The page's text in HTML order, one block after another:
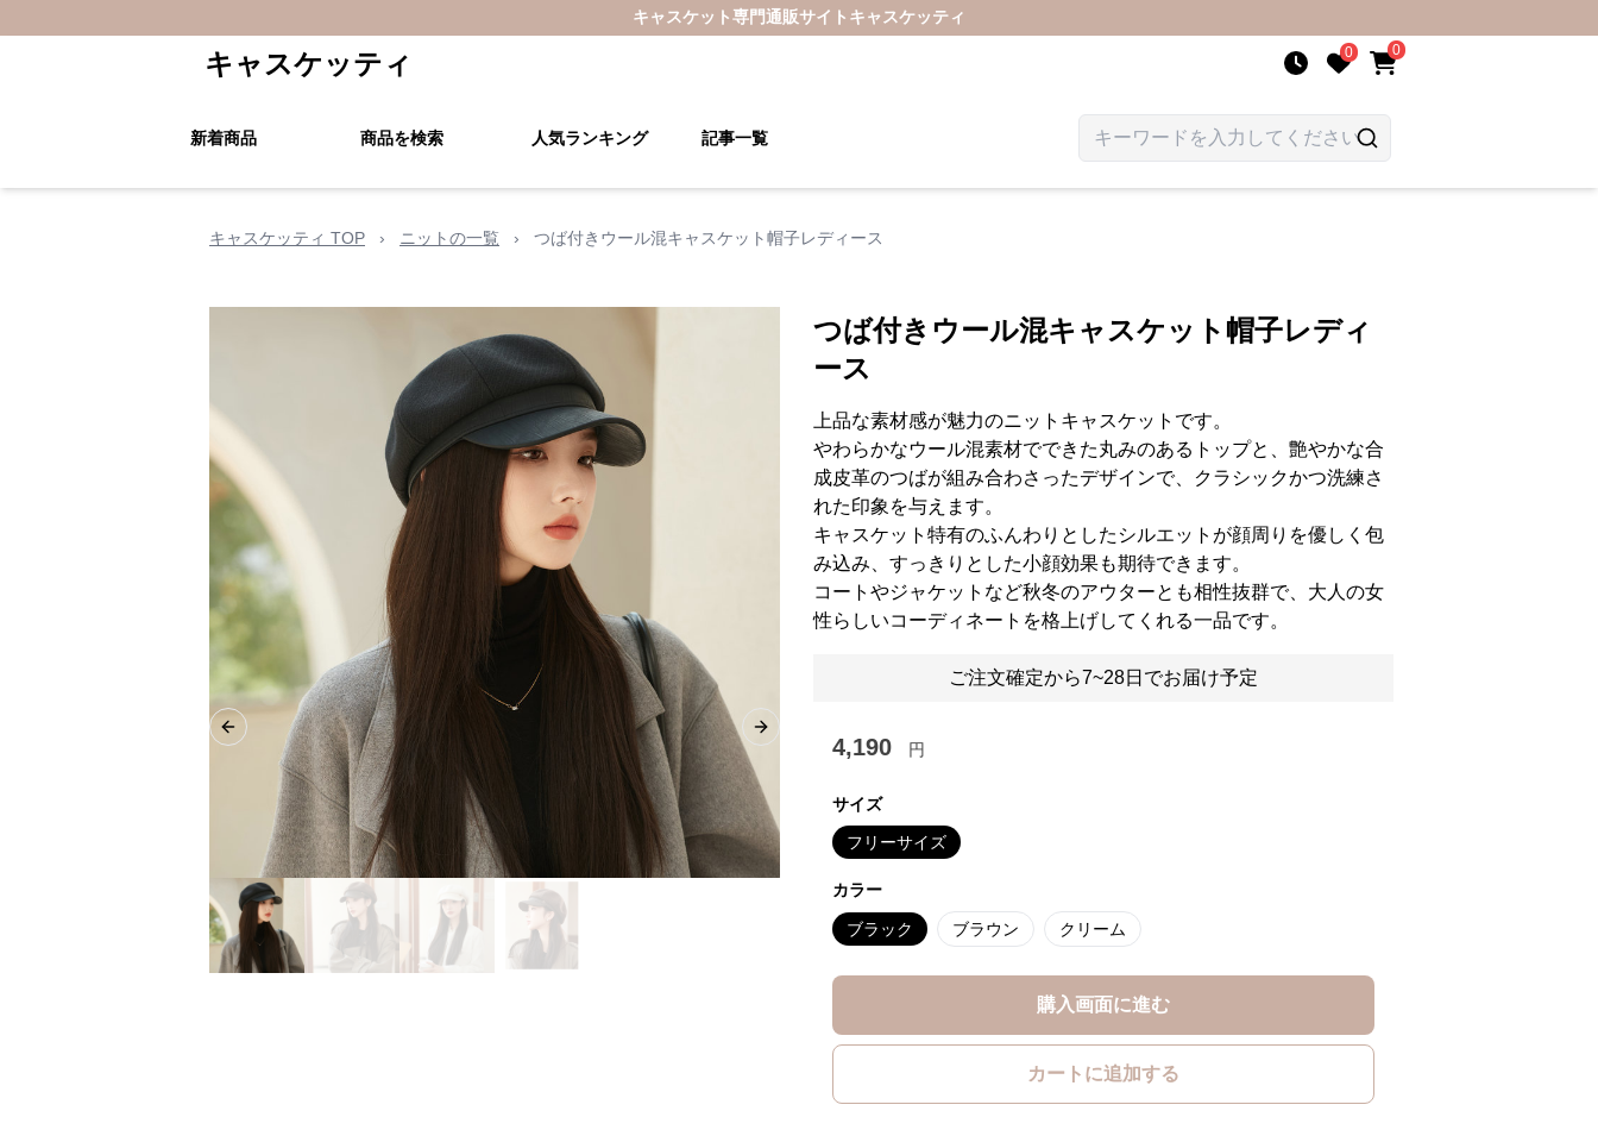
キャスケット専門通販サイト キャスケッティ
キャスケッティ 0 0
新着商品 商品を検索 人気ランキング 記事一覧
キャスケッティ TOP › ニットの一覧 › つば付きウール混キャスケット帽子レディース
Previous slide Next slide
つば付きウール混キャスケット帽子レディ
ース
上品な素材感が魅力のニットキャスケットです。
やわらかなウール混素材でできた丸みのあるトップと、艶やかな合
成皮革のつばが組み合わさったデザインで、クラシックかつ洗練さ
れた印象を与えます。
キャスケット特有のふんわりとしたシルエットが顔周りを優しく包
み込み、すっきりとした小顔効果も期待できます。
コートやジャケットなど秋冬のアウターとも相性抜群で、大人の女
性らしいコーディネートを格上げしてくれる一品です。
ご注文確定から7~28日でお届け予定
4,190 円
サイズ
フリーサイズ
カラー
ブラック ブラウン クリーム
購入画面に進む
カートに追加する